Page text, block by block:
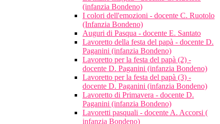
(infanzia Bondeno)
I colori dell'emozioni - docente C. Ruotolo
(Infanzia Bondeno)
Auguri di Pasqua - docente E. Santato
Lavoretto della festa del papà - docente D.
Paganini (infanzia Bondeno)
Lavoretto per la festa del papà (2) -
docente D. Paganini (infanzia Bondeno)
Lavoretto per la festa del papà (3) -
docente D. Paganini (infanzia Bondeno)
Lavoretto di Primavera - docente D.
Paganini (infanzia Bondeno)
Lavoretti pasquali - docente A. Accorsi (
infanzia Bondeno)